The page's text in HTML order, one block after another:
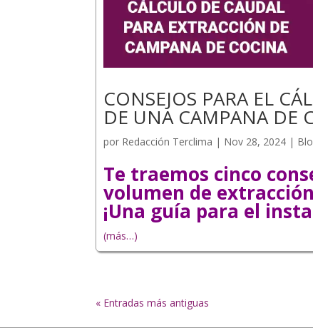
CONSEJOS PARA EL
DE UNA CAMPANA DE
por Redacción Terclima | Nov 28, 2024 |
Te traemos cinco
volumen de
¡Una guía para el
(más…)
« Entradas más antiguas